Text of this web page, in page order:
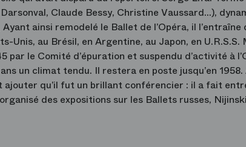
Claude Bessy, Christine Vaussard…),
ainsi remodelé le Ballet de l’Opéra, il l’entraîne
Unis, au Brésil, en Argentine, au Japon, en U.R.S.S.
le Comité d’épuration et suspendu d’activité à
un climat tendu. Il restera en poste jusqu’en 1958.
qu’il fut un brillant conférencier : il a fait
des expositions sur les Ballets russes,